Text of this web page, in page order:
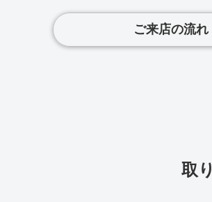
ご来店の流れ
取